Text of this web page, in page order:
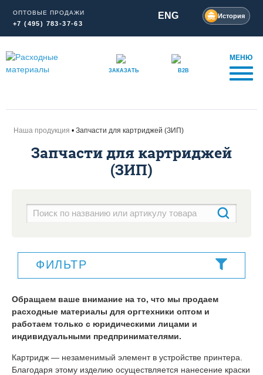
ОПТОВЫЕ ПРОДАЖИ
+7 (495) 783-37-63
ENG История
ЗАКАЗАТЬ B2B
МЕНЮ
Наша продукция Запчасти для картриджей (ЗИП)
Запчасти для картриджей
(ЗИП)
ФИЛЬТР
Обращаем ваше внимание на то, что мы продаем
расходные материалы для оргтехники оптом и
работаем только с юридическими лицами и
индивидуальными предпринимателями.
Картридж — незаменимый элемент в устройстве принтера.
Благодаря этому изделию осуществляется нанесение краски